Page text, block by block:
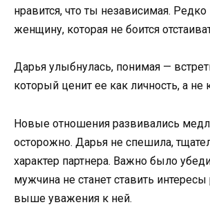
нравится, что ты независимая.
женщину, которая не боится
Дарья улыбнулась, понимая —
который ценит ее как личность, а не
Новые отношения развивались
осторожно. Дарья не спешила,
характер партнера. Важно было
мужчина не станет ставить интересы
выше уважения к ней.